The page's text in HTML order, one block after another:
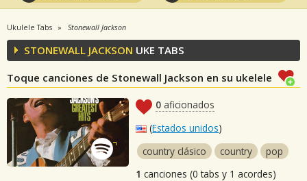
Ukulele Tabs Stonewall Jackson
STONEWALL JACKSON UKE TABS
Toque canciones de Stonewall Jackson en su ukelele
0 aficionados
(Estados unidos)
country clásico
country
pop
1 canciones (0 tabs y 1 acordes)